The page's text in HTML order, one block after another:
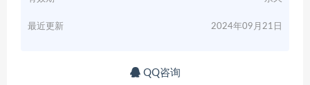
最近更新 2024年09月21日
QQ咨询